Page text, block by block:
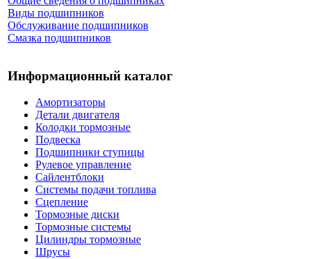
Виды подшипников
Обслуживание подшипников
Смазка подшипников
Информационный каталог
Амортизаторы
Детали двигателя
Колодки тормозные
Подвеска
Подшипники ступицы
Рулевое управление
Сайлентблоки
Системы подачи топлива
Сцепление
Тормозные диски
Тормозные системы
Цилиндры тормозные
Шрусы